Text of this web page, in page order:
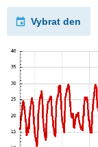
Vybrat den